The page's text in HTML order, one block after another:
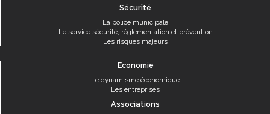
Sécurité
La police municipale
Le service sécurité, réglementation et prévention
Les risques majeurs
Economie
Le dynamisme économique
Les entreprises
Associations